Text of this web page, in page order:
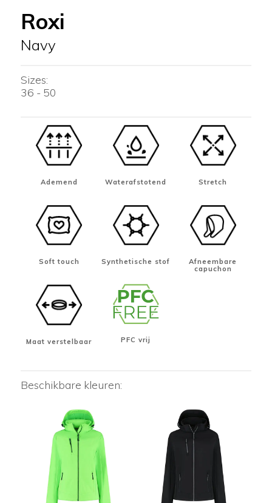
Roxi
Navy
Sizes:
36 - 50
Ademend Waterafstotend Stretch
Soft touch Synthetische stof
Afneembare
capuchon
Maat verstelbaar PFC vrij
Beschikbare kleuren: